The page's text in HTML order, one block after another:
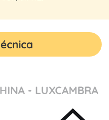
- LUXCAMBRA